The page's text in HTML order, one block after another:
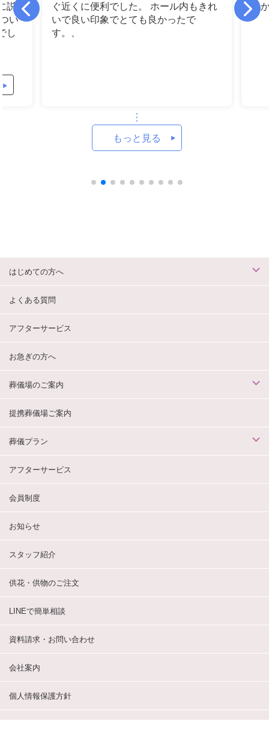
れ
良かったです。
もっと見る
はじめての方へ
よくある質問
アフターサービス
お急ぎの方へ
葬儀場のご案内
提携葬儀場ご案内
葬儀プラン
アフターサービス
会員制度
お知らせ
スタッフ紹介
供花・供物のご注文
LINEで簡単相談
資料請求・お問い合わせ
会社案内
個人情報保護方針